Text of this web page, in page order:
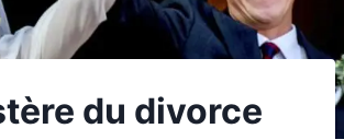
du divorce